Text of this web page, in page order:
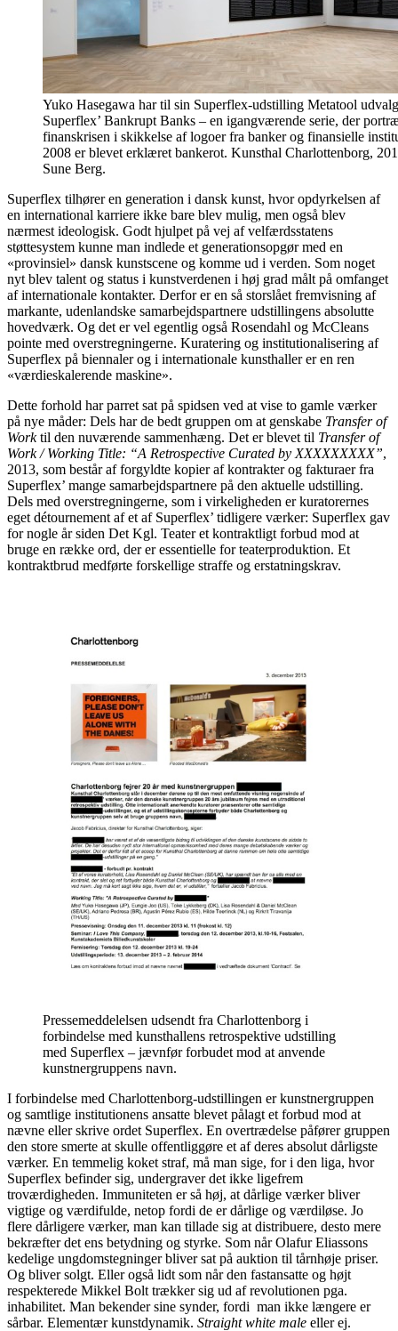
Yuko Hasegawa har til sin Superflex-udstilling Metatool
Superflex’ Bankrupt Banks – en igangværende serie, der
finanskrisen i skikkelse af logoer fra banker og finansielle
2008 er blevet erklæret bankerot. Kunsthal Charlottenborg,
Sune Berg.
Superflex tilhører en generation i dansk kunst, hvor opdyrkelsen af
en international karriere ikke bare blev mulig, men også blev
nærmest ideologisk. Godt hjulpet på vej af velfærdsstatens
støttesystem kunne man indlede et generationsopgør med en
«provinsiel» dansk kunstscene og komme ud i verden. Som noget
nyt blev talent og status i kunstverdenen i høj grad målt på omfanget
af internationale kontakter. Derfor er en så storslået fremvisning af
markante, udenlandske samarbejdspartnere udstillingens absolutte
hovedværk. Og det er vel egentlig også Rosendahl og McCleans
pointe med overstregningerne. Kuratering og institutionalisering af
Superflex på biennaler og i internationale kunsthaller er en ren
«værdieskalerende maskine».
Dette forhold har parret sat på spidsen ved at vise to gamle værker
på nye måder: Dels har de bedt gruppen om at genskabe Transfer of
Worktil den nuværende sammenhæng. Det er blevet til Transfer of
Work / Working Title: “A Retrospective Curated by XXXXXXXXX”,
2013, som består af forgyldte kopier af kontrakter og fakturaer fra
Superflex’ mange samarbejdspartnere på den aktuelle udstilling.
Dels med overstregningerne, som i virkeligheden er kuratorernes
eget détournement af et af Superflex’ tidligere værker: Superflex gav
for nogle år siden Det Kgl. Teater et kontraktligt forbud mod at
bruge en række ord, der er essentielle for teaterproduktion. Et
kontraktbrud medførte forskellige straffe og erstatningskrav.
Pressemeddelelsen udsendt fra Charlottenborg i
forbindelse med kunsthallens retrospektive udstilling
med Superflex – jævnfør forbudet mod at anvende
kunstnergruppens navn.
I forbindelse med Charlottenborg-udstillingen er kunstnergruppen
og samtlige institutionens ansatte blevet pålagt et forbud mod at
nævne eller skrive ordet Superflex. En overtrædelse påfører gruppen
den store smerte at skulle offentliggøre et af deres absolut dårligste
værker. En temmelig koket straf, må man sige, for i den liga, hvor
Superflex befinder sig, undergraver det ikke ligefrem
troværdigheden. Immuniteten er så høj, at dårlige værker bliver
vigtige og værdifulde, netop fordi de er dårlige og værdiløse. Jo
flere dårligere værker, man kan tillade sig at distribuere, desto mere
bekræfter det ens betydning og styrke. Som når Olafur Eliassons
kedelige ungdomstegninger bliver sat på auktion til tårnhøje priser.
Og bliver solgt. Eller også lidt som når den fastansatte og højt
respekterede Mikkel Bolt trækker sig ud af revolutionen pga.
inhabilitet. Man bekender sine synder, fordi man ikke længere er
sårbar. Elementær kunstdynamik. Straight white male eller ej.